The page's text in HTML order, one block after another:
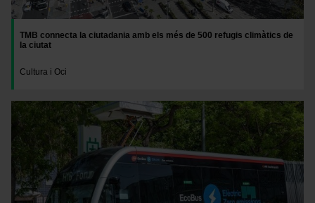
TMB connecta la ciutadania amb els més de 500 refugis climàtics de
la ciutat
Cultura i Oci
Imatge